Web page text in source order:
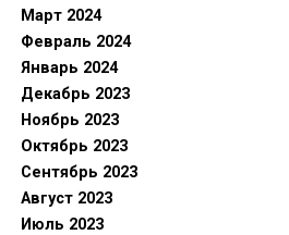
Март 2024
Февраль 2024
Январь 2024
Декабрь 2023
Ноябрь 2023
Октябрь 2023
Сентябрь 2023
Август 2023
Июль 2023